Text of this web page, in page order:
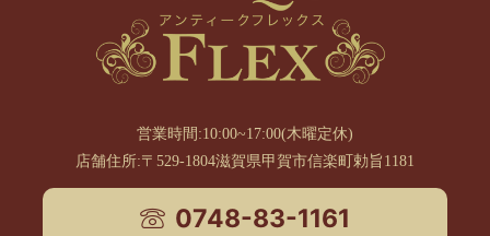
営業時間:10:00~17:00(木曜定休)
店舗住所:〒529-1804滋賀県甲賀市信楽町勅旨1181
0748-83-1161